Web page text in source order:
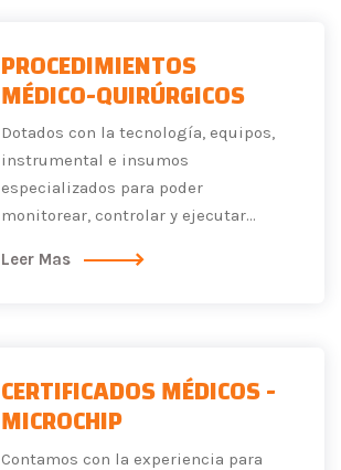
PROCEDIMIENTOS
MÉDICO-QUIRÚRGICOS
Dotados con la tecnología, equipos,
instrumental e insumos
especializados para poder
monitorear, controlar y ejecutar...
Leer Mas
CERTIFICADOS MÉDICOS -
MICROCHIP
Contamos con la experiencia para